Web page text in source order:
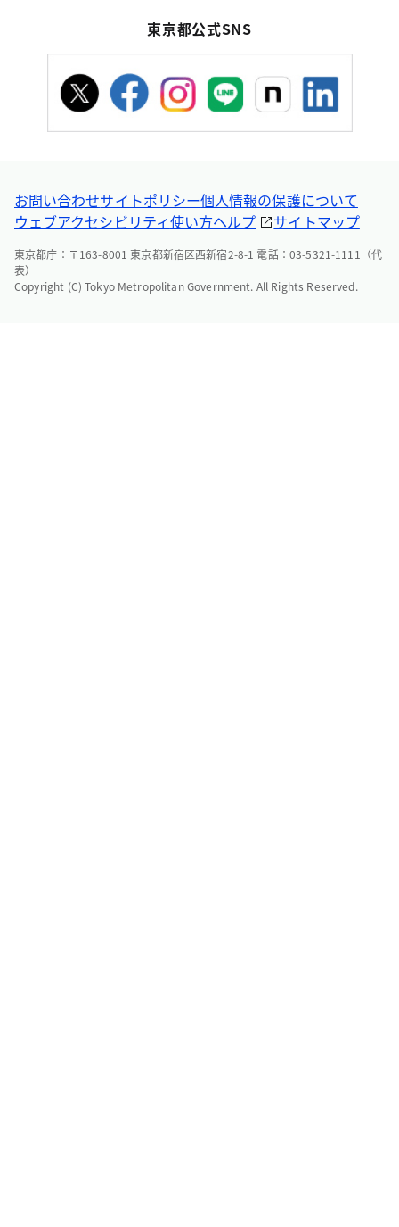
東京都公式SNS
お問い合わせサイトポリシー個人情報の保護について
ウェブアクセシビリティ使い方ヘルプ サイトマップ
東京都庁：〒163-8001 東京都新宿区西新宿2-8-1 電話：03-5321-1111（代
表）
Copyright (C) Tokyo Metropolitan Government. All Rights Reserved.